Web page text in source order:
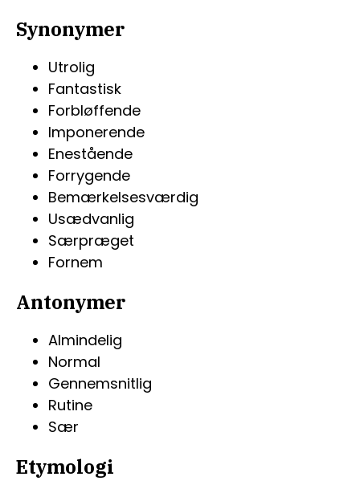
Synonymer
Utrolig
Fantastisk
Forbløffende
Imponerende
Enestående
Forrygende
Bemærkelsesværdig
Usædvanlig
Særpræget
Fornem
Antonymer
Almindelig
Normal
Gennemsnitlig
Rutine
Sær
Etymologi